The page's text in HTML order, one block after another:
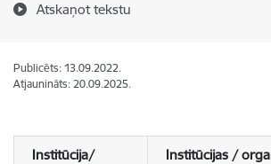
Atskaņot tekstu
Publicēts: 13.09.2022.
Atjaunināts: 20.09.2025.
Institūcija/
Institūcijas /